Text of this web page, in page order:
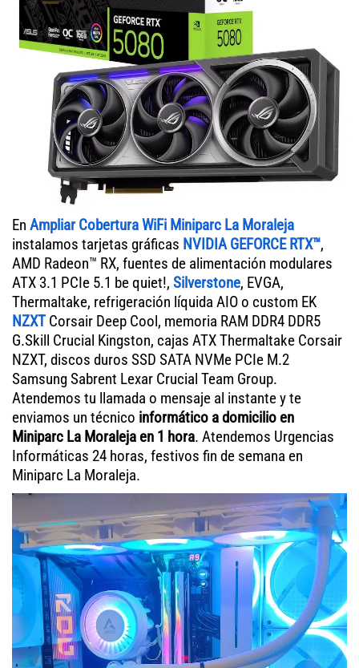
En Ampliar Cobertura WiFi Miniparc La Moraleja
instalamos tarjetas gráficas NVIDIA GEFORCE RTX™,
AMD Radeon™ RX, fuentes de alimentación modulares
ATX 3.1 PCIe 5.1 be quiet!, Silverstone, EVGA,
Thermaltake, refrigeración líquida AIO o custom EK
NZXTCorsair Deep Cool, memoria RAM DDR4 DDR5
G.Skill Crucial Kingston, cajas ATX Thermaltake Corsair
NZXT, discos duros SSD SATA NVMe PCIe M.2
Samsung Sabrent Lexar Crucial Team Group.
Atendemos tu llamada o mensaje al instante y te
enviamos un técnico informático a domicilio en
Miniparc La Moraleja en 1 hora. Atendemos Urgencias
Informáticas 24 horas, festivos fin de semana en
Miniparc La Moraleja.